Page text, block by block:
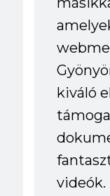
kiváló
videók.